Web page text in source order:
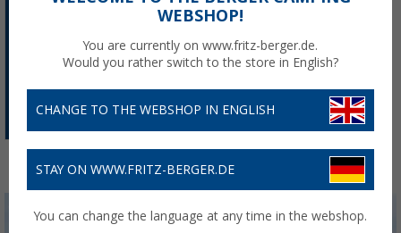
erhalten ab der3.
Übernachtungfür zwei
Kuchen.
WEBSHOP!
You are currently on www.fritz-berger.de.
Would you rather switch to the store in English?
CHANGE TO THE WEBSHOP IN ENGLISH
STAY ON WWW.FRITZ-BERGER.DE
You can change the language at any time in the webshop.